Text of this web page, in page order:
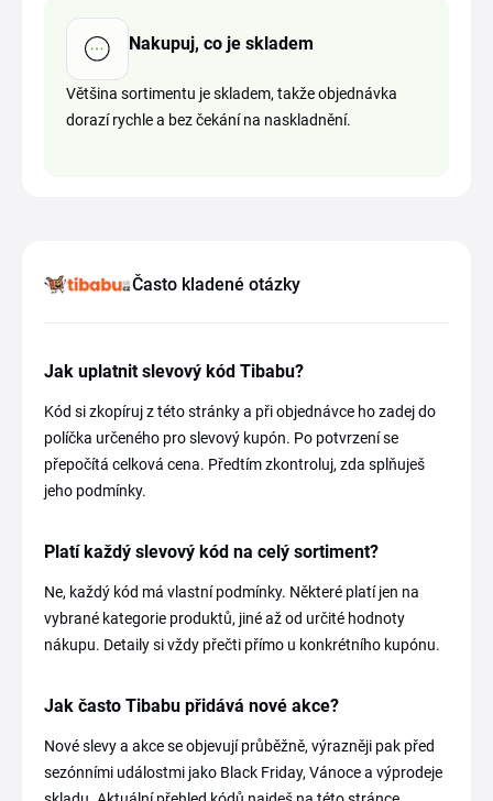
Nakupuj, co je skladem
Většina sortimentu je skladem, takže objednávka
dorazí rychle a bez čekání na naskladnění.
Často kladené otázky
Jak uplatnit slevový kód Tibabu?
Kód si zkopíruj z této stránky a při objednávce ho zadej do
políčka určeného pro slevový kupón. Po potvrzení se
přepočítá celková cena. Předtím zkontroluj, zda splňuješ
jeho podmínky.
Platí každý slevový kód na celý sortiment?
Ne, každý kód má vlastní podmínky. Některé platí jen na
vybrané kategorie produktů, jiné až od určité hodnoty
nákupu. Detaily si vždy přečti přímo u konkrétního kupónu.
Jak často Tibabu přidává nové akce?
Nové slevy a akce se objevují průběžně, výrazněji pak před
sezónními událostmi jako Black Friday, Vánoce a výprodeje